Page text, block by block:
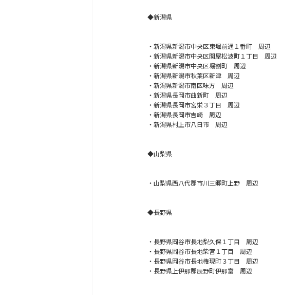
◆新潟県
・新潟県新潟市中央区東堀前通１番町 周辺
・新潟県新潟市中央区関屋松波町１丁目 周辺
・新潟県新潟市中央区堀割町 周辺
・新潟県新潟市秋葉区新津 周辺
・新潟県新潟市南区味方 周辺
・新潟県長岡市曲新町 周辺
・新潟県長岡市宮栄３丁目 周辺
・新潟県長岡市吉崎 周辺
・新潟県村上市八日市 周辺
◆山梨県
・山梨県西八代郡市川三郷町上野 周辺
◆長野県
・長野県岡谷市長地梨久保１丁目 周辺
・長野県岡谷市長地柴宮１丁目 周辺
・長野県岡谷市長地権現町３丁目 周辺
・長野県上伊那郡辰野町伊那富 周辺